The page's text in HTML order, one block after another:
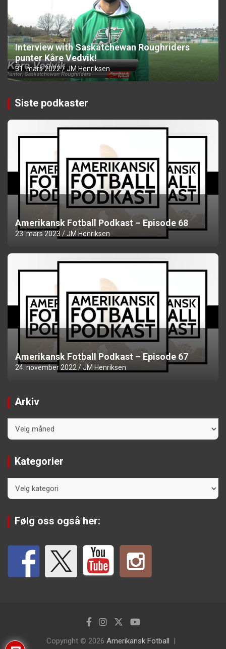
Interview with Saskatchewan Roughriders
punter Kåre Vedvik!
31. mars 2022 JM Henriksen
Siste podkaster
Amerikansk Fotball Podkast – Episode 68
23. mars 2023 JM Henriksen
Amerikansk Fotball Podkast – Episode 67
24. november 2022 JM Henriksen
Arkiv
Kategorier
Følg oss også her:
Copyright © 2026 Amerikansk Fotball